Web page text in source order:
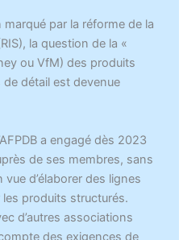
par la réforme de la
la question de la «
ou VfM) des produits
détail est devenue
a engagé dès 2023
de ses membres, sans
d’élaborer des lignes
produits structurés.
d’autres associations
des exigences de